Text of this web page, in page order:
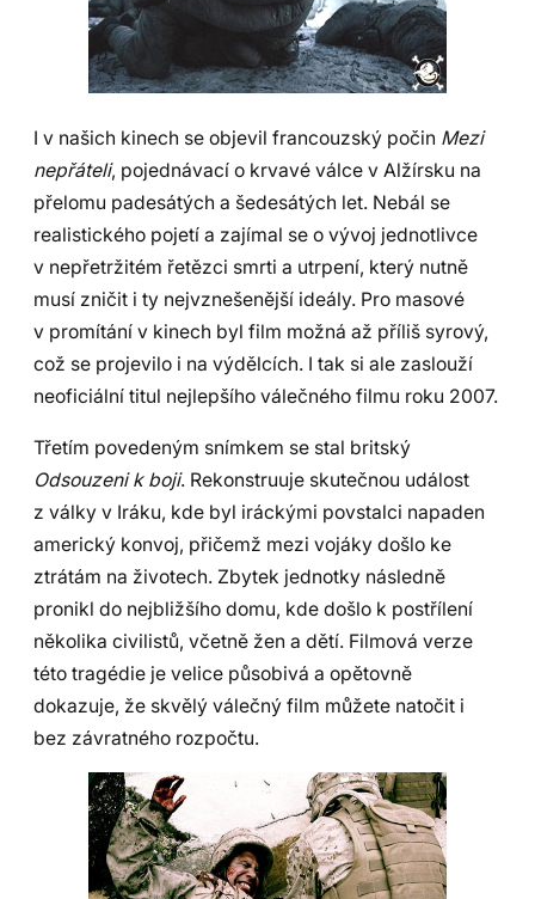
I v našich kinech se objevil francouzský počin Mezi
nepřáteli, pojednávací o krvavé válce v Alžírsku na
přelomu padesátých a šedesátých let. Nebál se
realistického pojetí a zajímal se o vývoj jednotlivce
v nepřetržitém řetězci smrti a utrpení, který nutně
musí zničit i ty nejvznešenější ideály. Pro masové
v promítání v kinech byl film možná až příliš syrový,
což se projevilo i na výdělcích. I tak si ale zaslouží
neoficiální titul nejlepšího válečného filmu roku 2007.
Třetím povedeným snímkem se stal britský
Odsouzeni k boji. Rekonstruuje skutečnou událost
z války v Iráku, kde byl iráckými povstalci napaden
americký konvoj, přičemž mezi vojáky došlo ke
ztrátám na životech. Zbytek jednotky následně
pronikl do nejbližšího domu, kde došlo k postřílení
několika civilistů, včetně žen a dětí. Filmová verze
této tragédie je velice působivá a opětovně
dokazuje, že skvělý válečný film můžete natočit i
bez závratného rozpočtu.